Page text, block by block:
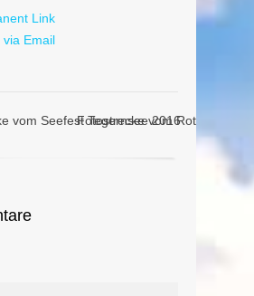
Link
via Email
vom Seefest Tegernsee 2016
Fotostrecke vom Rottacher